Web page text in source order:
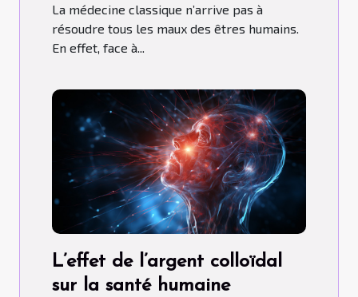
La médecine classique n’arrive pas à
résoudre tous les maux des êtres humains.
En effet, face à...
L’effet de l’argent colloïdal
sur la santé humaine